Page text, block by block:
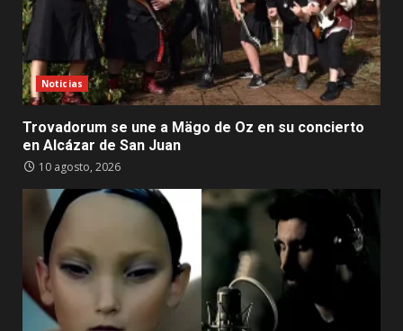
Noticias
Trovadorum se une a Mägo de Oz en su concierto
en Alcázar de San Juan
10 agosto, 2026